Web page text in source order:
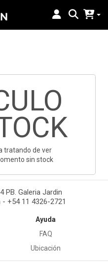
tratando de ver
sin stock
PB. Galeria Jardin
+54 11 4326-2721
Ayuda
FAQ
Ubicación